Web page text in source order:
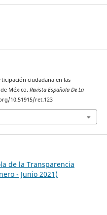
ciudadana en las
México. Revista Española De La
10.51915/ret.123
de la Transparencia
- Junio 2021)